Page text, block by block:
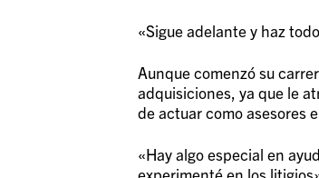
«Sigue adelante y haz
Aunque comenzó su
adquisiciones, ya que le
de actuar como asesores
«Hay algo especial en